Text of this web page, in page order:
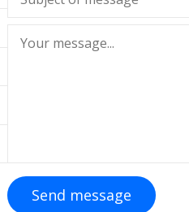
Send message